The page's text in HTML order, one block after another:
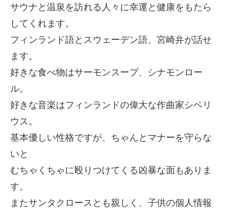
サウナと温泉を訪れる人々に幸運と健康をもたら
してくれます。
フィンランド語とスウェーデン語、宮崎弁が話せ
ます。
好きな食べ物はサーモンスープ、シナモンロー
ル。
好きな音楽はフィンランドの偉大な作曲家シベリ
ウス。
基本優しい性格ですが、ちゃんとマナーを守らな
いと
むちゃくちゃに殴りつけてくる凶暴な面もありま
す。
またサンタクロースとも親しく、子供の個人情報